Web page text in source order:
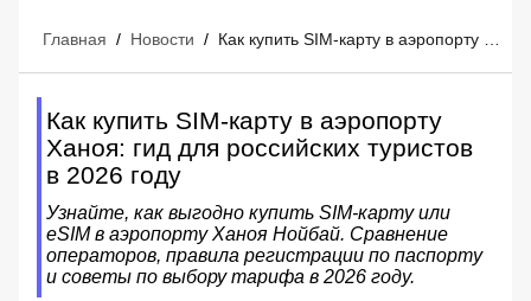
Главная / Новости /
Как купить SIM-карту в аэропорту
Ханоя: гид для российских туристов
в 2026 году
Узнайте, как выгодно купить SIM-карту или
eSIM в аэропорту Ханоя Нойбай. Сравнение
операторов, правила регистрации по паспорту
и советы по выбору тарифа в 2026 году.